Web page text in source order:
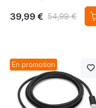
39,99 € 54,99 €
En promotion